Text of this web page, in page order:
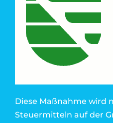
Diese Maßnahme wird
Steuermitteln auf der